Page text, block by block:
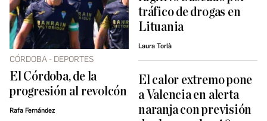
CÓRDOBA - DEPORTES
El Córdoba, de la
progresión al revolcón
Rafa Fernández
tráfico de drogas en
Lituania
Laura Torlà
El calor extremo pone
a Valencia en alerta
naranja con previsión